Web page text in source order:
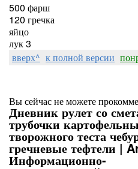
500 фарш
120 гречка
яйцо
лук 3
вверх^ к полной версии
Вы сейчас не можете
Дневник рулет со
трубочки
творожного теста
гречневые тефтели |
Информационно-